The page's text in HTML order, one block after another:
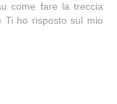
come fare la treccia
Ti ho risposto sul mio